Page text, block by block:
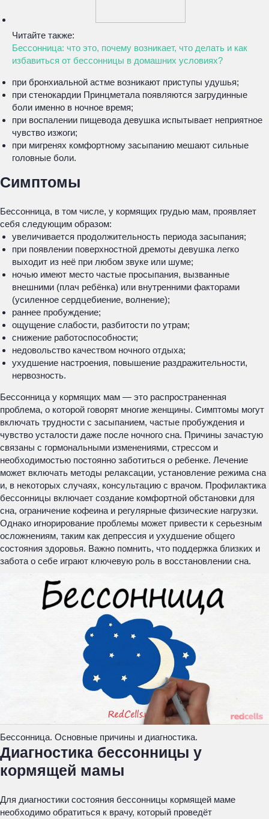
Читайте также:
Бессонница: что это, почему возникает, что делать и как
избавиться от бессонницы в домашних условиях?
при бронхиальной астме возникают приступы удушья;
при стенокардии Принцметала появляются загрудинные
боли именно в ночное время;
при воспалении пищевода девушка испытывает неприятное
чувство изжоги;
при мигренях комфортному засыпанию мешают сильные
головные боли.
Симптомы
Бессонница, в том числе, у кормящих грудью мам, проявляет
себя следующим образом:
увеличивается продолжительность периода засыпания;
при появлении поверхностной дремоты девушка легко
выходит из неё при любом звуке или шуме;
ночью имеют место частые просыпания, вызванные
внешними (плач ребёнка) или внутренними факторами
(усиленное сердцебиение, волнение);
раннее пробуждение;
ощущение слабости, разбитости по утрам;
снижение работоспособности;
недовольство качеством ночного отдыха;
ухудшение настроения, повышение раздражительности,
нервозность.
Бессонница у кормящих мам — это распространенная
проблема, о которой говорят многие женщины. Симптомы могут
включать трудности с засыпанием, частые пробуждения и
чувство усталости даже после ночного сна. Причины зачастую
связаны с гормональными изменениями, стрессом и
необходимостью постоянно заботиться о ребенке. Лечение
может включать методы релаксации, установление режима сна
и, в некоторых случаях, консультацию с врачом. Профилактика
бессонницы включает создание комфортной обстановки для
сна, ограничение кофеина и регулярные физические нагрузки.
Однако игнорирование проблемы может привести к серьезным
осложнениям, таким как депрессия и ухудшение общего
состояния здоровья. Важно помнить, что поддержка близких и
забота о себе играют ключевую роль в восстановлении сна.
Бессонница. Основные причины и диагностика.
Диагностика бессонницы у
кормящей мамы
Для диагностики состояния бессонницы кормящей маме
необходимо обратиться к врачу, который проведёт